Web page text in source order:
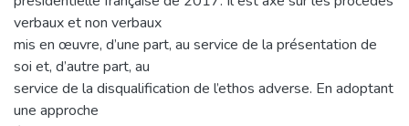
verbaux et non verbaux
mis en œuvre, d’une part, au service de la présentation de
soi et, d’autre part, au
service de la disqualification de l’ethos adverse. En adoptant
une approche